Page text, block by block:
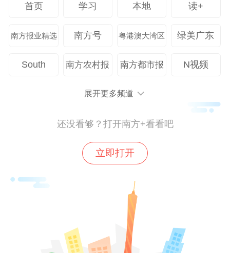
首页 学习 本地 读+
南方报业精选 南方号 粤港澳大湾区 绿美广东
South 南方农村报 南方都市报 N视频
展开更多频道
还没看够？打开南方+看看吧
立即打开